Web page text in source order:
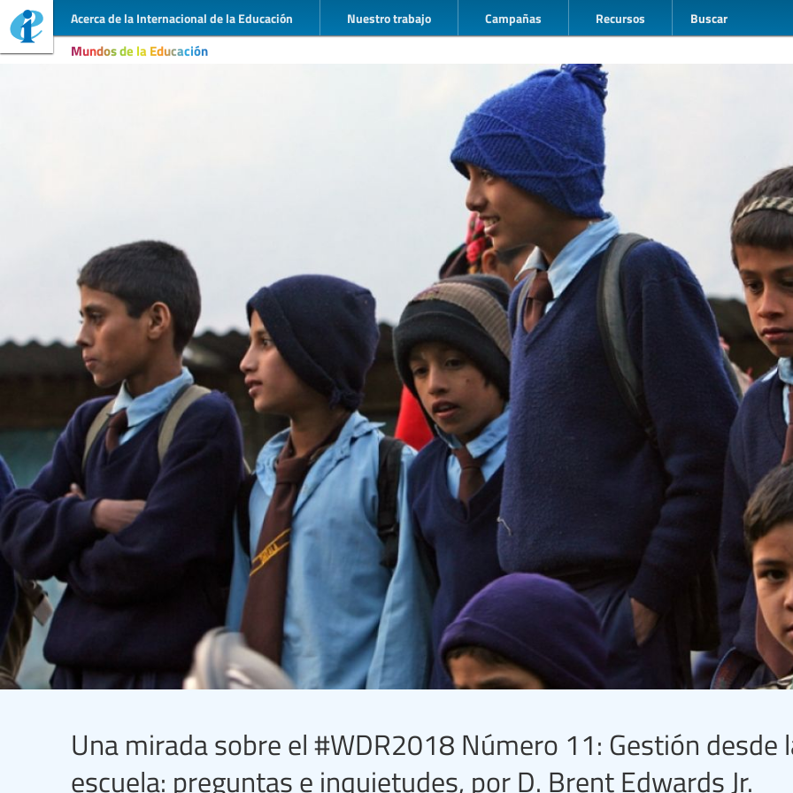
Acerca de la Internacional de la Educación Nuestro trabajo Campañas Recursos Buscar
Mundos de la Educación
Una mirada sobre el #WDR2018 Número 11: Gestión desde
escuela: preguntas e inquietudes, por D. Brent Edwards Jr.